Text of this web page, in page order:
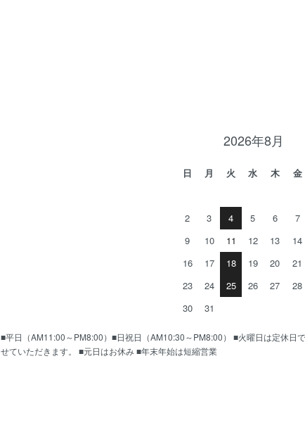
2026年8月
日 月 火 水 木 金
2
3 4 5 6 7
9
10 11 12 13 14
16
17 18 19 20 21
23
24 25 26 27 28
30
31
■平日（AM11:00～PM8:00）■日祝日（AM10:30～PM8:00） ■火曜日は定休
せていただきます。 ■元日はお休み ■年末年始は短縮営業